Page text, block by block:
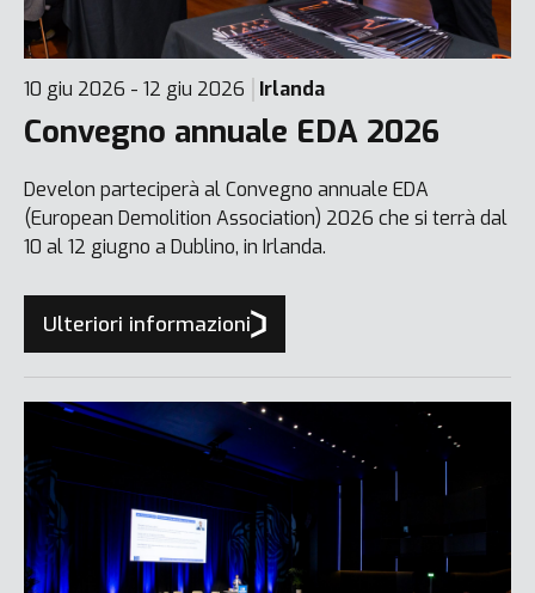
10 giu 2026 - 12 giu 2026 Irlanda
Convegno annuale EDA 2026
Develon parteciperà al Convegno annuale EDA
(European Demolition Association) 2026 che si terrà dal
10 al 12 giugno a Dublino, in Irlanda.
Ulteriori informazioni